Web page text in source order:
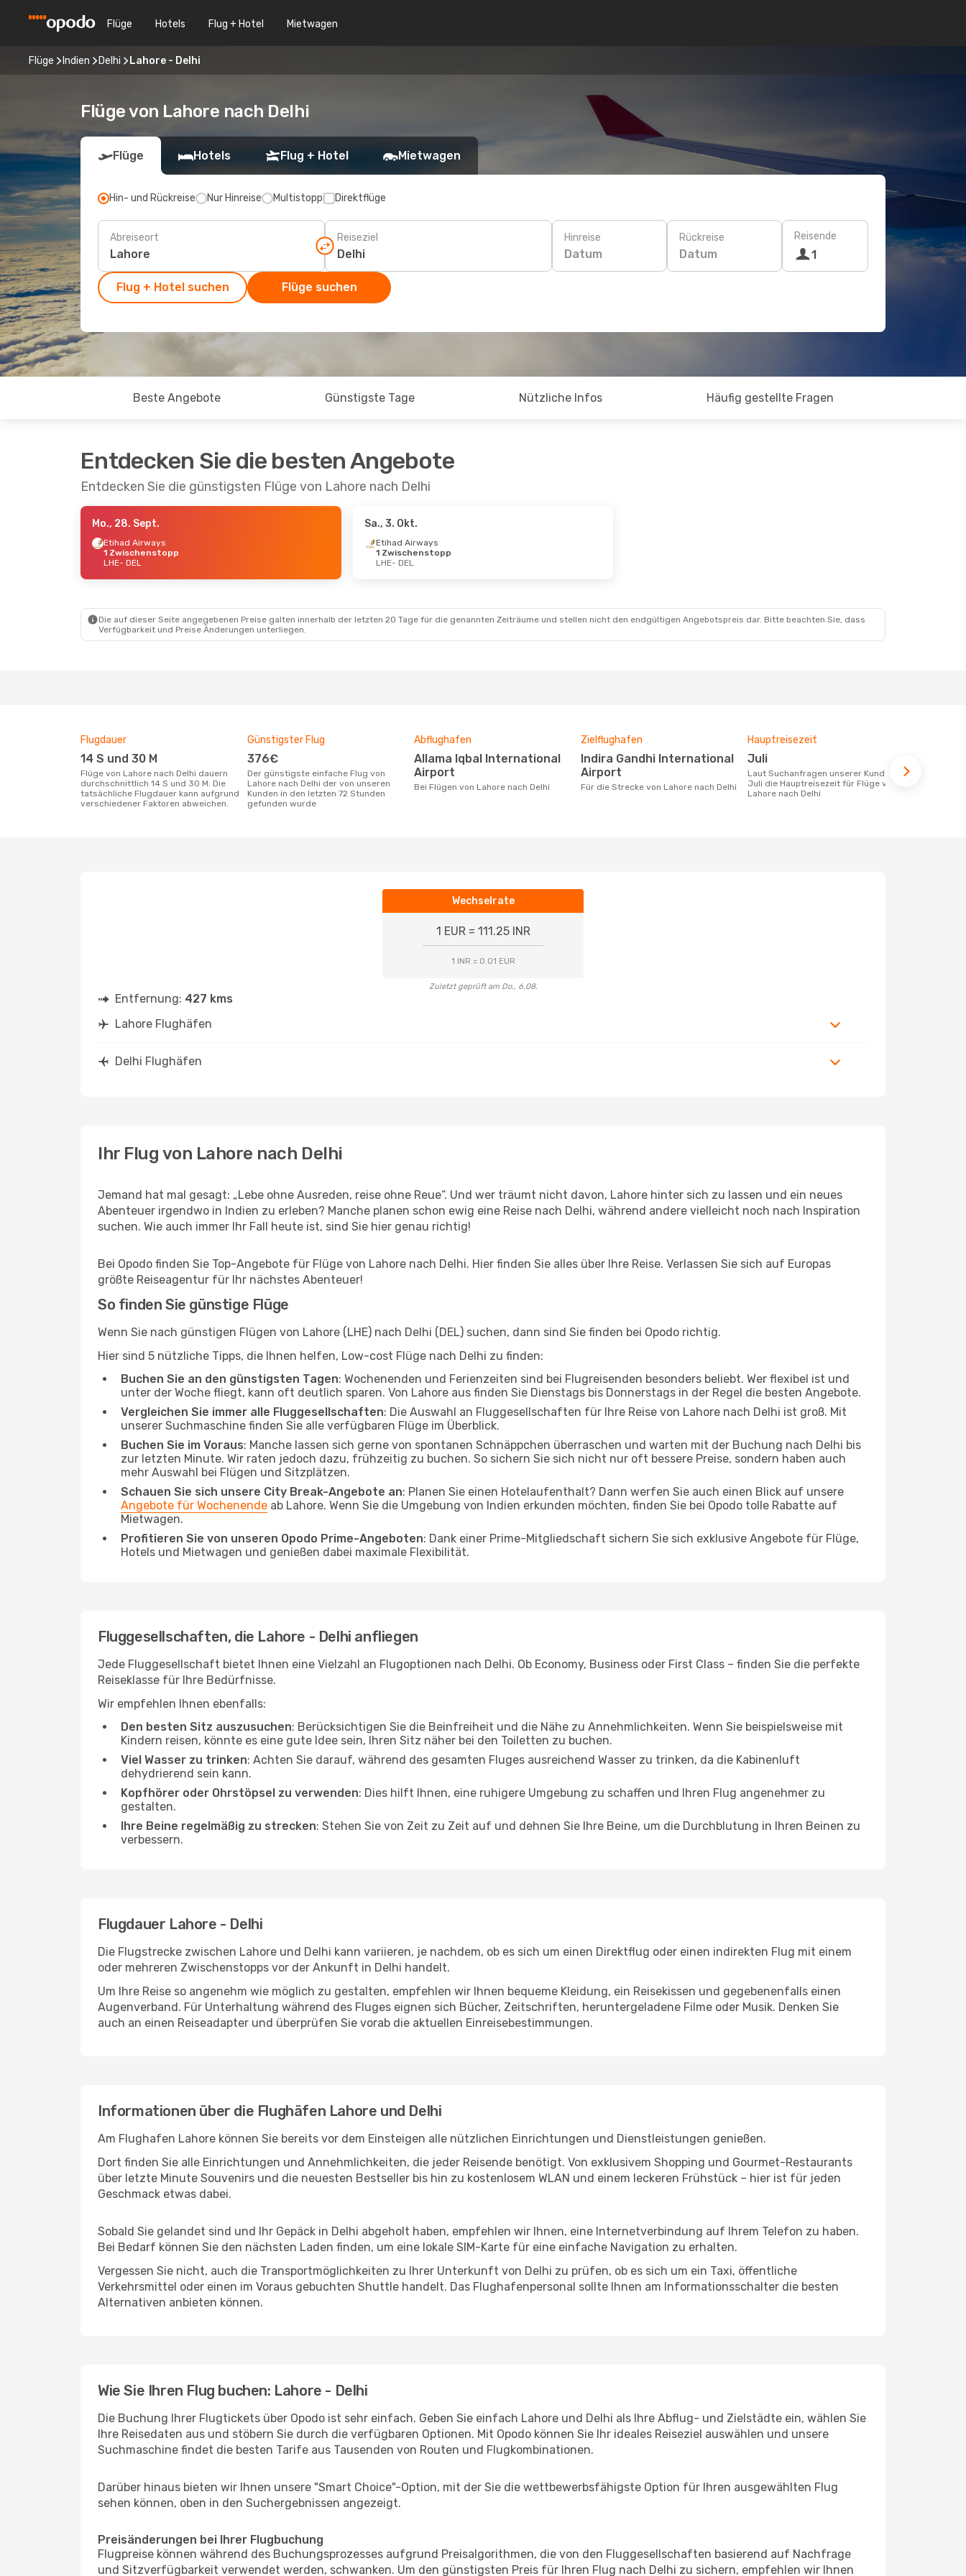
Flüge Hotels Flug + Hotel Mietwagen
Flüge Indien Delhi Lahore - Delhi
Flüge von Lahore nach Delhi
Flüge Hotels Flug + Hotel Mietwagen
Hin- und Rückreise Nur Hinreise Multistopp Direktflüge
Abreiseort Reiseziel Hinreise
Datum
Rückreise
Datum
Reisende
1
Flug + Hotel suchen Flüge suchen
Beste Angebote Günstigste Tage Nützliche Infos Häufig gestellte Fragen
Entdecken Sie die besten Angebote
Entdecken Sie die günstigsten Flüge von Lahore nach Delhi
Mo., 28. Sept.
Etihad Airways
1 Zwischenstopp
LHE- DEL
Sa., 3. Okt.
Etihad Airways
1 Zwischenstopp
LHE- DEL
Die auf dieser Seite angegebenen Preise galten innerhalb der letzten 20 Tage für die genannten Zeiträume und stellen nicht den endgültigen Angebotspreis dar. Bitte beachten Sie, dass
Verfügbarkeit und Preise Änderungen unterliegen.
Flugdauer
14 S und 30 M
Flüge von Lahore nach Delhi dauern
durchschnittlich 14 S und 30 M. Die
tatsächliche Flugdauer kann aufgrund
verschiedener Faktoren abweichen.
Günstigster Flug
376€
Der günstigste einfache Flug von
Lahore nach Delhi der von unseren
Kunden in den letzten 72 Stunden
gefunden wurde
Abflughafen
Allama Iqbal International
Airport
Bei Flügen von Lahore nach Delhi
Zielflughafen
Indira Gandhi International
Airport
Für die Strecke von Lahore nach Delhi
Hauptreisezeit
Juli
Laut Suchanfragen unserer Kunden ist
Juli die Hauptreisezeit für Flüge von
Lahore nach Delhi
Wechselrate
1 EUR = 111.25 INR
1 INR = 0.01 EUR
Zuletzt geprüft am Do., 6.08.
Entfernung: 427 kms
Lahore Flughäfen
Delhi Flughäfen
Ihr Flug von Lahore nach Delhi
Jemand hat mal gesagt: „Lebe ohne Ausreden, reise ohne Reue“. Und wer träumt nicht davon, Lahore hinter sich zu lassen und ein neues
Abenteuer irgendwo in Indien zu erleben? Manche planen schon ewig eine Reise nach Delhi, während andere vielleicht noch nach Inspiration
suchen. Wie auch immer Ihr Fall heute ist, sind Sie hier genau richtig!
Bei Opodo finden Sie Top-Angebote für Flüge von Lahore nach Delhi. Hier finden Sie alles über Ihre Reise. Verlassen Sie sich auf Europas
größte Reiseagentur für Ihr nächstes Abenteuer!
So finden Sie günstige Flüge
Wenn Sie nach günstigen Flügen von Lahore (LHE) nach Delhi (DEL) suchen, dann sind Sie finden bei Opodo richtig.
Hier sind 5 nützliche Tipps, die Ihnen helfen, Low-cost Flüge nach Delhi zu finden:
Buchen Sie an den günstigsten Tagen: Wochenenden und Ferienzeiten sind bei Flugreisenden besonders beliebt. Wer flexibel ist und
unter der Woche fliegt, kann oft deutlich sparen. Von Lahore aus finden Sie Dienstags bis Donnerstags in der Regel die besten Angebote.
Vergleichen Sie immer alle Fluggesellschaften: Die Auswahl an Fluggesellschaften für Ihre Reise von Lahore nach Delhi ist groß. Mit
unserer Suchmaschine finden Sie alle verfügbaren Flüge im Überblick.
Buchen Sie im Voraus: Manche lassen sich gerne von spontanen Schnäppchen überraschen und warten mit der Buchung nach Delhi bis
zur letzten Minute. Wir raten jedoch dazu, frühzeitig zu buchen. So sichern Sie sich nicht nur oft bessere Preise, sondern haben auch
mehr Auswahl bei Flügen und Sitzplätzen.
Schauen Sie sich unsere City Break-Angebote an: Planen Sie einen Hotelaufenthalt? Dann werfen Sie auch einen Blick auf unsere
Angebote für Wochenende ab Lahore. Wenn Sie die Umgebung von Indien erkunden möchten, finden Sie bei Opodo tolle Rabatte auf
Mietwagen.
Profitieren Sie von unseren Opodo Prime-Angeboten: Dank einer Prime-Mitgliedschaft sichern Sie sich exklusive Angebote für Flüge,
Hotels und Mietwagen und genießen dabei maximale Flexibilität.
Fluggesellschaften, die Lahore - Delhi anfliegen
Jede Fluggesellschaft bietet Ihnen eine Vielzahl an Flugoptionen nach Delhi. Ob Economy, Business oder First Class – finden Sie die perfekte
Reiseklasse für Ihre Bedürfnisse.
Wir empfehlen Ihnen ebenfalls:
Den besten Sitz auszusuchen: Berücksichtigen Sie die Beinfreiheit und die Nähe zu Annehmlichkeiten. Wenn Sie beispielsweise mit
Kindern reisen, könnte es eine gute Idee sein, Ihren Sitz näher bei den Toiletten zu buchen.
Viel Wasser zu trinken: Achten Sie darauf, während des gesamten Fluges ausreichend Wasser zu trinken, da die Kabinenluft
dehydrierend sein kann.
Kopfhörer oder Ohrstöpsel zu verwenden: Dies hilft Ihnen, eine ruhigere Umgebung zu schaffen und Ihren Flug angenehmer zu
gestalten.
Ihre Beine regelmäßig zu strecken: Stehen Sie von Zeit zu Zeit auf und dehnen Sie Ihre Beine, um die Durchblutung in Ihren Beinen zu
verbessern.
Flugdauer Lahore - Delhi
Die Flugstrecke zwischen Lahore und Delhi kann variieren, je nachdem, ob es sich um einen Direktflug oder einen indirekten Flug mit einem
oder mehreren Zwischenstopps vor der Ankunft in Delhi handelt.
Um Ihre Reise so angenehm wie möglich zu gestalten, empfehlen wir Ihnen bequeme Kleidung, ein Reisekissen und gegebenenfalls einen
Augenverband. Für Unterhaltung während des Fluges eignen sich Bücher, Zeitschriften, heruntergeladene Filme oder Musik. Denken Sie
auch an einen Reiseadapter und überprüfen Sie vorab die aktuellen Einreisebestimmungen.
Informationen über die Flughäfen Lahore und Delhi
Am Flughafen Lahore können Sie bereits vor dem Einsteigen alle nützlichen Einrichtungen und Dienstleistungen genießen.
Dort finden Sie alle Einrichtungen und Annehmlichkeiten, die jeder Reisende benötigt. Von exklusivem Shopping und Gourmet-Restaurants
über letzte Minute Souvenirs und die neuesten Bestseller bis hin zu kostenlosem WLAN und einem leckeren Frühstück – hier ist für jeden
Geschmack etwas dabei.
Sobald Sie gelandet sind und Ihr Gepäck in Delhi abgeholt haben, empfehlen wir Ihnen, eine Internetverbindung auf Ihrem Telefon zu haben.
Bei Bedarf können Sie den nächsten Laden finden, um eine lokale SIM-Karte für eine einfache Navigation zu erhalten.
Vergessen Sie nicht, auch die Transportmöglichkeiten zu Ihrer Unterkunft von Delhi zu prüfen, ob es sich um ein Taxi, öffentliche
Verkehrsmittel oder einen im Voraus gebuchten Shuttle handelt. Das Flughafenpersonal sollte Ihnen am Informationsschalter die besten
Alternativen anbieten können.
Wie Sie Ihren Flug buchen: Lahore - Delhi
Die Buchung Ihrer Flugtickets über Opodo ist sehr einfach. Geben Sie einfach Lahore und Delhi als Ihre Abflug- und Zielstädte ein, wählen Sie
Ihre Reisedaten aus und stöbern Sie durch die verfügbaren Optionen. Mit Opodo können Sie Ihr ideales Reiseziel auswählen und unsere
Suchmaschine findet die besten Tarife aus Tausenden von Routen und Flugkombinationen.
Darüber hinaus bieten wir Ihnen unsere "Smart Choice"-Option, mit der Sie die wettbewerbsfähigste Option für Ihren ausgewählten Flug
sehen können, oben in den Suchergebnissen angezeigt.
Preisänderungen bei Ihrer Flugbuchung
Flugpreise können während des Buchungsprozesses aufgrund Preisalgorithmen, die von den Fluggesellschaften basierend auf Nachfrage
und Sitzverfügbarkeit verwendet werden, schwanken. Um den günstigsten Preis für Ihren Flug nach Delhi zu sichern, empfehlen wir Ihnen